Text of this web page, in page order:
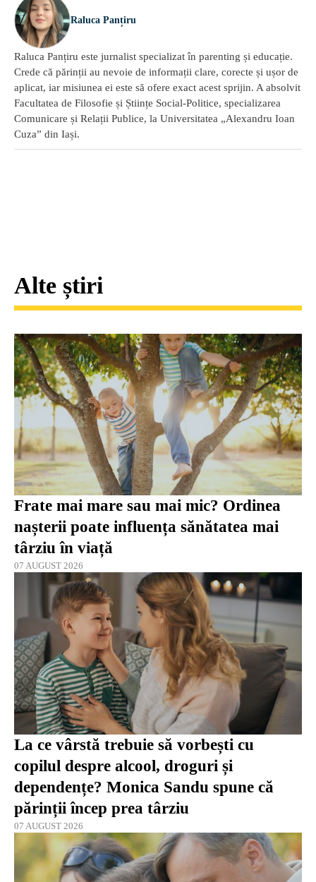
Raluca Panțiru
Raluca Panțiru este jurnalist specializat în parenting și educație.
Crede că părinții au nevoie de informații clare, corecte și ușor de
aplicat, iar misiunea ei este să ofere exact acest sprijin. A absolvit
Facultatea de Filosofie și Științe Social-Politice, specializarea
Comunicare și Relații Publice, la Universitatea „Alexandru Ioan
Cuza” din Iași.
Alte știri
Frate mai mare sau mai mic? Ordinea
nașterii poate influența sănătatea mai
târziu în viață
07 AUGUST 2026
La ce vârstă trebuie să vorbești cu
copilul despre alcool, droguri și
dependențe? Monica Sandu spune că
părinții încep prea târziu
07 AUGUST 2026